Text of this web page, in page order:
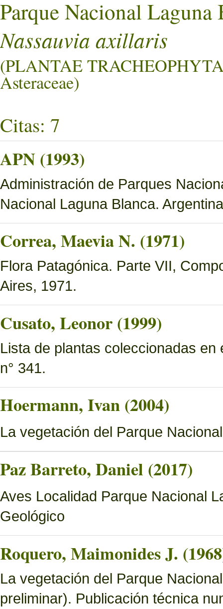
Parque Nacional Laguna
Nassauvia axillaris
(PLANTAE
Asteraceae)
Citas: 7
APN (1993)
Administración de Parques
Nacional Laguna Blanca.
Correa, Maevia N. (1971)
Flora Patagónica. Parte VII,
Aires, 1971.
Cusato, Leonor (1999)
Lista de plantas coleccionadas
n° 341.
Hoermann, Ivan (2004)
La vegetación del Parque
Paz Barreto, Daniel (2017)
Aves Localidad Parque Nacional
Geológico
Roquero, Maimonides J.
La vegetación del Parque
preliminar). Publicación técnica